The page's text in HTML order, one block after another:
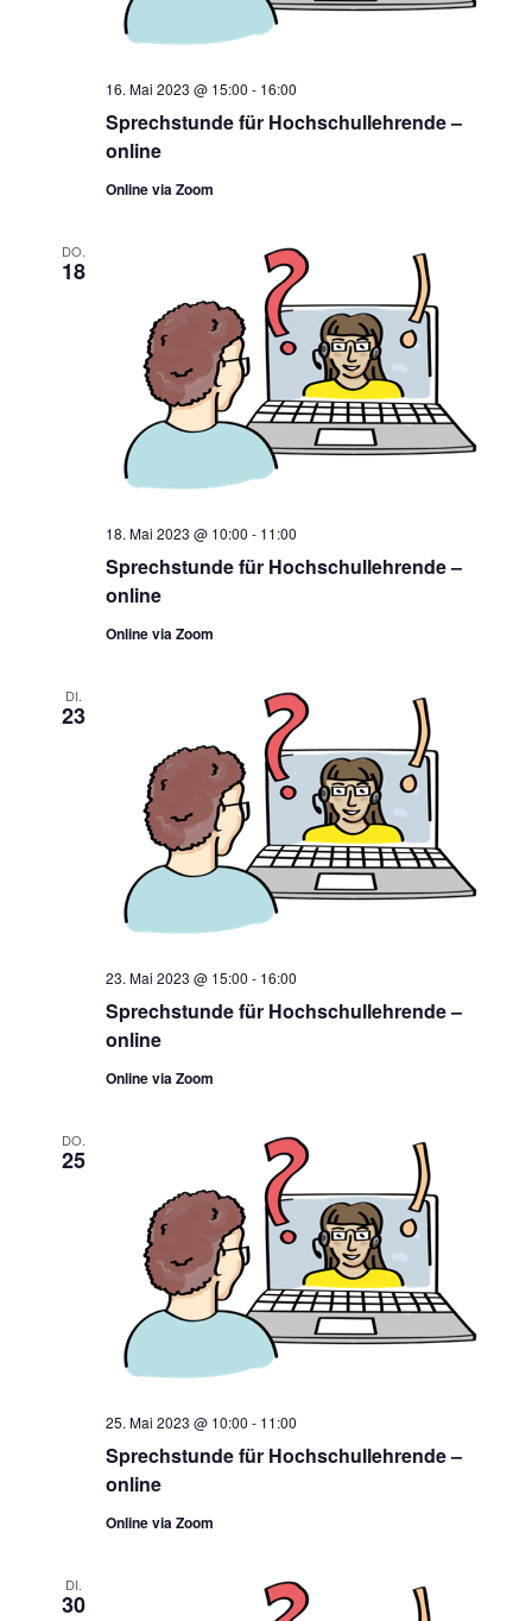
Sprechstunde für Hochschullehrende –
online
16. Mai 2023 @ 15:00 - 16:00
Online via Zoom
DO.
18
Sprechstunde für Hochschullehrende –
online
18. Mai 2023 @ 10:00 - 11:00
Online via Zoom
DI.
23
Sprechstunde für Hochschullehrende –
online
23. Mai 2023 @ 15:00 - 16:00
Online via Zoom
DO.
25
Sprechstunde für Hochschullehrende –
online
25. Mai 2023 @ 10:00 - 11:00
Online via Zoom
DI.
30